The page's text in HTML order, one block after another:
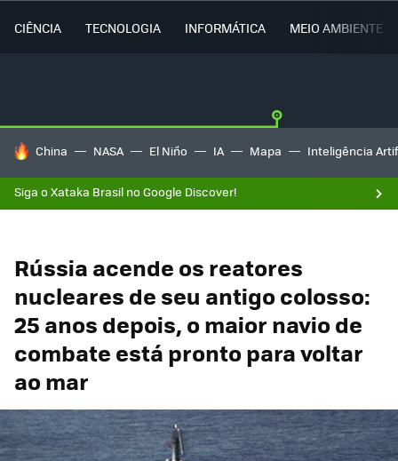
CIÊNCIA TECNOLOGIA INFORMÁTICA MEIO AMBIENTE
TENDÊNCIAS DO DIA
China NASA El Niño IA Mapa Inteligência
Siga o Xataka Brasil no Google Discover!
Rússia acende os reatores
nucleares de seu antigo colosso:
25 anos depois, o maior navio de
combate está pronto para voltar
ao mar